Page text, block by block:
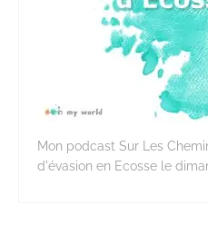
Mon podcast Sur Les
d'évasion en Ecosse le